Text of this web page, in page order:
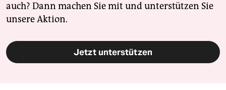
auch? Dann machen Sie mit und unterstützen Sie
unsere Aktion.
Jetzt unterstützen